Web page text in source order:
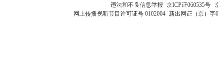
违法和不良信息举报 京ICP证060535号
网上传播视听节目许可证号 0102004 新出网证（京）